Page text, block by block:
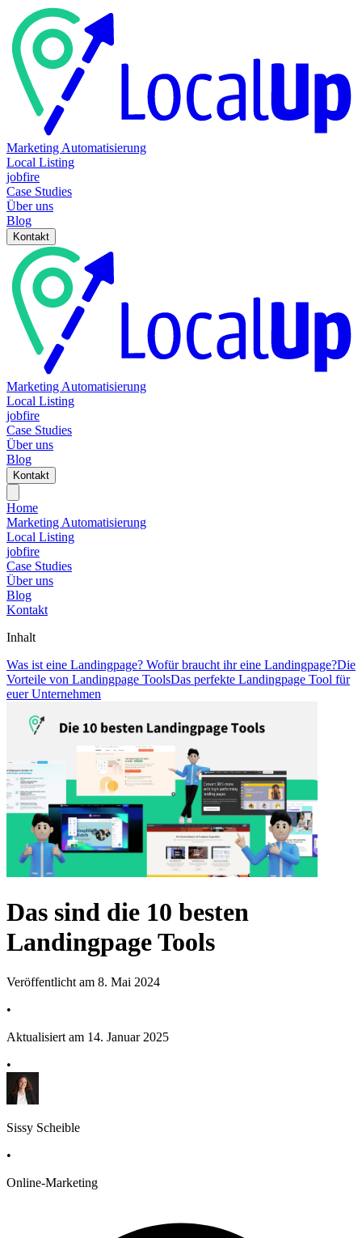
Marketing Automatisierung
Local Listing
jobfire
Case Studies
Über uns
Blog
Kontakt
Marketing Automatisierung
Local Listing
jobfire
Case Studies
Über uns
Blog
Kontakt
Home
Marketing Automatisierung
Local Listing
jobfire
Case Studies
Über uns
Blog
Kontakt
Inhalt
Was ist eine Landingpage? Wofür braucht ihr eine Landingpage?Die
Vorteile von Landingpage ToolsDas perfekte Landingpage Tool für
euer Unternehmen
Das sind die 10 besten
Landingpage Tools
Veröffentlicht am 8. Mai 2024
•
Aktualisiert am 14. Januar 2025
•
Sissy Scheible
•
Online-Marketing